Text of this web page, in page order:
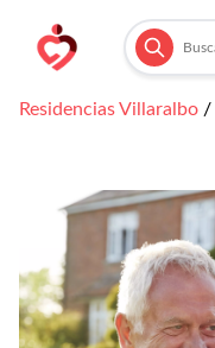
ResidenciasVillaralbo /